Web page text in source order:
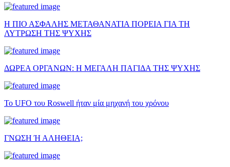
Η ΠΙΟ ΑΣΦΑΛΗΣ ΜΕΤΑΘΑΝΑΤΙΑ ΠΟΡΕΙΑ ΓΙΑ ΤΗ
ΛΥΤΡΩΣΗ ΤΗΣ ΨΥΧΗΣ
ΔΩΡΕΑ ΟΡΓΑΝΩΝ: Η ΜΕΓΑΛΗ ΠΑΓΙΔΑ ΤΗΣ ΨΥΧΗΣ
Το UFO του Roswell ήταν μία μηχανή του χρόνου
ΓΝΩΣΗ Ή ΑΛΗΘΕΙΑ;